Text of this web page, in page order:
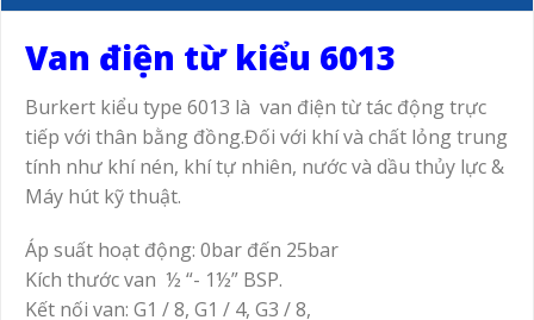
Van điện từkiểu 6013
Burkert kiểu type 6013 là van điện từ tác động trực
tiếp với thân bằng đồng.Đối với khí và chất lỏng trung
tính như khí nén, khí tự nhiên, nước và dầu thủy lực &
Máy hút kỹ thuật.
Áp suất hoạt động: 0bar đến 25bar
Kích thước van ½ “- 1½” BSP.
Kết nối van: G1 / 8, G1 / 4, G3 / 8,